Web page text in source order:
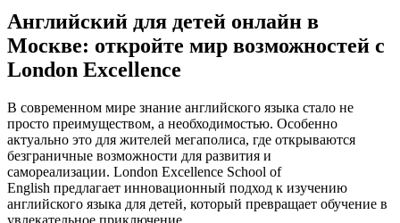
Английский для детей онлайн в
Москве: откройте мир возможностей с
London Excellence
В современном мире знание английского языка стало не
просто преимуществом, а необходимостью. Особенно
актуально это для жителей мегаполиса, где открываются
безграничные возможности для развития и
самореализации. London Excellence School of
English предлагает инновационный подход к изучению
английского языка для детей, который превращает обучение в
увлекательное приключение.